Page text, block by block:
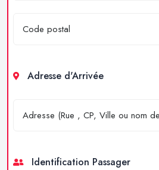
Adresse d'Arrivée
Identification Passager